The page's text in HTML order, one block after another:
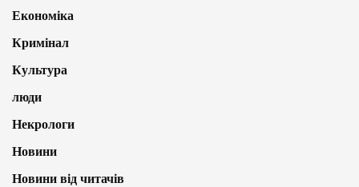
Економіка
Кримінал
Культура
люди
Некрологи
Новини
Новини від читачів